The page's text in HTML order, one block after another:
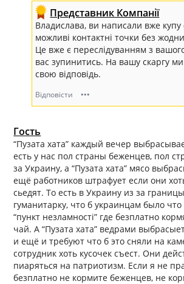
Представник Компанії
Владислава, ви написали вже купу
можливі контактні точки без
Це вже є переслідуванням з
вас зупинитись. На вашу скаргу
свою відповідь.
Відповісти •••
Гость
“Пузата хата” каждый вечер
есть у нас пол страны беженцев, пол
за Украину, а “Пузата хата” мясо
ещё работников штрафует если они
сьедят. То есть в Украину из за
гуманитарку, что б украинцам было
“пункт незламності” где безплатно
чай. А “Пузата хата” ведрами
и ещё и требуют что б это сняли на
сотрудник хоть кусочек съест. Они
пиаряться на патриотизм. Если я не
безплатно не кормите беженцев, не